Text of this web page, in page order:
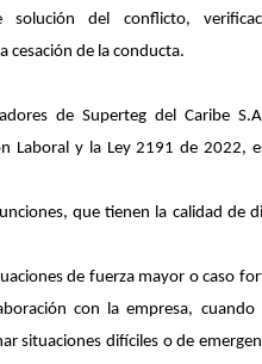
solución del conflicto,
cesación de la conducta.
de Superteg del Caribe
Laboral y la Ley 2191 de 2022,
que tienen la calidad de
de fuerza mayor o caso
con la empresa, cuando
situaciones difíciles o de